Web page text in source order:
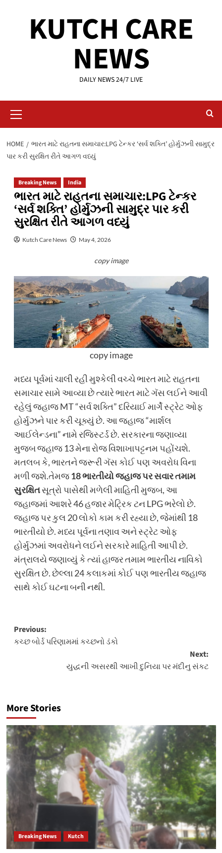
KUTCH CARE
NEWS
DAILY NEWS 24/7 LIVE
Menu
HOME
ભારત માટે રાહતના સમાચાર:LPG ટેન્કર ‘સર્વ શક્તિ’ હોર્મુઝની સામુદ્ર
પાર કરી સુરક્ષિત રીતે આગળ વધ્યું
Breaking News India
ભારત માટે રાહતના સમાચાર:LPG ટેન્કર
‘સર્વ શક્તિ’ હોર્મુઝની સામુદ્ર પાર કરી
સુરક્ષિત રીતે આગળ વધ્યું
Kutch Care News May 4, 2026
copy image
copy image
મધ્ય પૂર્વમાં ચાલી રહી મુશ્કેલી વચ્ચે ભારત માટે રાહતના
સમાચાર સામે આવ્યા છે ત્યારે ભારત માટે ગૅસ લઈને આવી
રહેલું જહાજ MT “સર્વ શક્તિ” દરિયાઈ માર્ગે સ્ટ્રેટ ઓફ
હોર્મુઝને પાર કરી ચૂક્યું છે. આ જહાજ “માર્શલ
આઈલેન્ડના” નામે રજિસ્ટર્ડ છે. સરકારના જણાવ્યા
મુજબ જહાજ 13 મેના રોજ વિશાખાપટ્ટનમ પહોંચશે.
મતલબ કે, ભારતને જરૂરી ગૅસ કોઈ પણ અવરોધ વિના
મળી જશે.તેમજ18 ભારતીયો જહાજ પર સવાર તમામ
સુરક્ષિતસૂત્રો પાસેથી મળેલી માહિતી મુજબ, આ
જહાજમાં આશરે 46 હજાર મેટ્રિક ટન LPG ભરેલો છે.
જહાજ પર કુલ 20 લોકો કામ કરી રહ્યા છે, જેમાંથી 18
ભારતીયો છે. મધ્ય પૂર્વના તણાવ અને સ્ટ્રેટ ઓફ
હોર્મુઝમાં અવરોધને લઈને સરકારે માહિતી આપી છે.
મંત્રાલયે જણાવ્યું કે ત્યાં હાજર તમામ ભારતીય નાવિકો
સુરક્ષિત છે. છેલ્લા 24 કલાકમાં કોઈ પણ ભારતીય જહાજ
સાથે કોઈ ઘટના બની નથી.
Post
navigation
Previous:
કચ્છ બોર્ડ પરિણામમાં કચ્છનો ડંકો
Next:
યુદ્ધની અસરથી આખી દુનિયા પર મંદીનુ સંકટ
More Stories
Breaking News Kutch